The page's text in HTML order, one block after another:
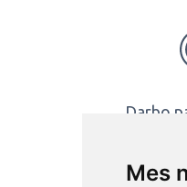
Mes
Darbo